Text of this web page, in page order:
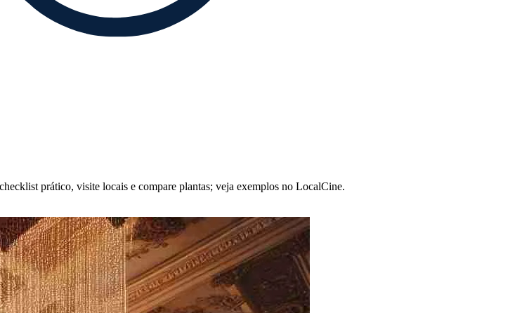
prático, visite locais e compare plantas; veja exemplos no LocalCine.